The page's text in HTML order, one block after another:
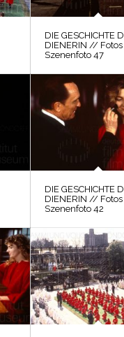
DIE GESCHICHTE
DIENERIN //
Szenenfoto 47
DIE GESCHICHTE
DIENERIN //
Szenenfoto 42